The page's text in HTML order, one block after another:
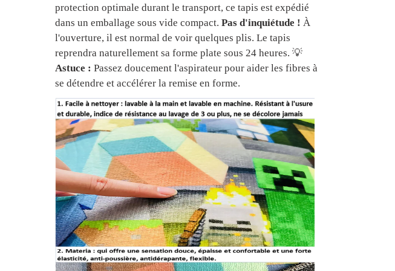
protection optimale durant le transport, ce tapis est expédié
dans un emballage sous vide compact.Pas d'inquiétude ! À
l'ouverture, il est normal de voir quelques plis. Le tapis
reprendra naturellement sa forme plate sous 24 heures. 💡
Astuce : Passez doucement l'aspirateur pour aider les fibres à
se détendre et accélérer la remise en forme.